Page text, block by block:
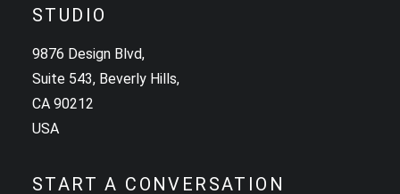
STUDIO
9876 Design Blvd,
Suite 543, Beverly Hills,
CA 90212
USA
START A CONVERSATION